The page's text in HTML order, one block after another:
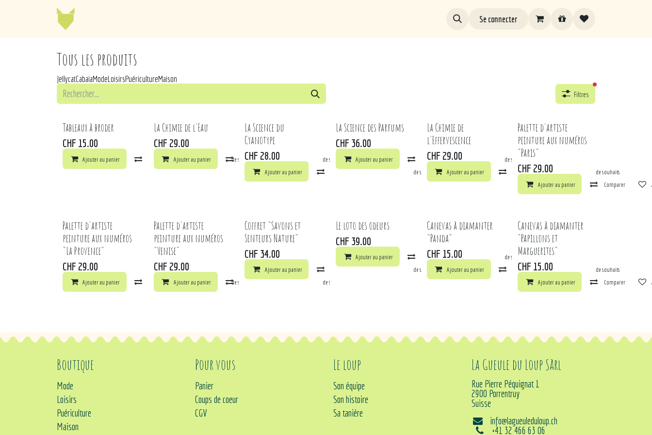
Se connecter
Tous les produits
JellycatCabaiaModeLoisirsPuéricultureMaison
Filtres
Tableaux à broder
CHF 15.00
Ajouter au panier Comparer Ajouter à la liste de souhaits
La Chimie de l'Eau
CHF 29.00
Ajouter au panier Comparer Ajouter à la liste de souhaits
La Science du
Cyanotype
CHF 28.00
Ajouter au panier Ajouter à la liste de souhaits
La Science des Parfums
CHF 36.00
Ajouter au panier Comparer Ajouter à la liste de souhaits
La Chimie de
l'Effervescence
CHF 29.00
Ajouter au panier Comparer Ajouter à la liste de souhaits
Palette d'artiste
peinture aux numéros
"Paris"
CHF 29.00
Ajouter au panier Comparer
Palette d'artiste
peinture aux numéros
"La Provence"
CHF 29.00
Ajouter au panier Comparer Ajouter à la liste de souhaits
Palette d'artiste
peinture aux numéros
"Venise"
CHF 29.00
Ajouter au panier Ajouter à la liste de souhaits
Coffret "Savons et
Senteurs Nature"
CHF 34.00
Ajouter au panier Ajouter à la liste de souhaits
Le loto des odeurs
CHF 39.00
Ajouter au panier Comparer Ajouter à la liste de souhaits
Canevas à diamanter
"Panda"
CHF 15.00
Ajouter au panier Comparer Ajouter à la liste de souhaits
Canevas à diamanter
"Papillons et
Marguerites"
CHF 15.00
Ajouter au panier Comparer
Boutique
Mode
Loisirs
Puériculture
Maison
Pour vous
Panier
Coups de coeur
CGV
Le loup
Son équipe
Son histoire
Sa tanière
La Gueule du Loup Sàrl
Rue Pierre Péquignat 1
2900 Porrentruy
Suisse
info@lagueuleduloup.ch
+41 32 466 63 06